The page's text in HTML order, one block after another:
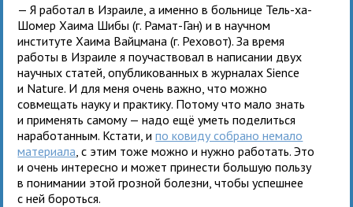
— Я работал в Израиле, а именно в больнице Тель-ха-
Шомер Хаима Шибы (г. Рамат-Ган) и в научном
институте Хаима Вайцмана (г. Реховот). За время
работы в Израиле я поучаствовал в написании двух
научных статей, опубликованных в журналах Sience
и Nature. И для меня очень важно, что можно
совмещать науку и практику. Потому что мало знать
и применять самому — надо ещё уметь поделиться
наработанным. Кстати, ипо ковиду собрано немало
материала , с этим тоже можно и нужно работать. Это
и очень интересно и может принести большую пользу
в понимании этой грозной болезни, чтобы успешнее
с ней бороться.